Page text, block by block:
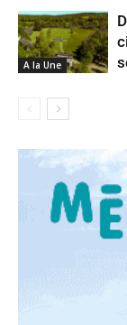
A la Une